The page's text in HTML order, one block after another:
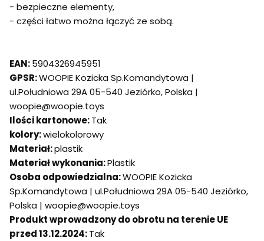
- bezpieczne elementy,
- części łatwo można łączyć ze sobą.
EAN:5904326945951
GPSR:WOOPIE Kozicka Sp.Komandytowa |
ul.Południowa 29A 05-540 Jeziórko, Polska |
woopie@woopie.toys
Ilości kartonowe:Tak
kolory:wielokolorowy
Materiał:plastik
Materiał wykonania:Plastik
Osoba odpowiedzialna:WOOPIE Kozicka
Sp.Komandytowa | ul.Południowa 29A 05-540 Jeziórko,
Polska | woopie@woopie.toys
Produkt wprowadzony do obrotu na terenie UE
przed 13.12.2024:Tak